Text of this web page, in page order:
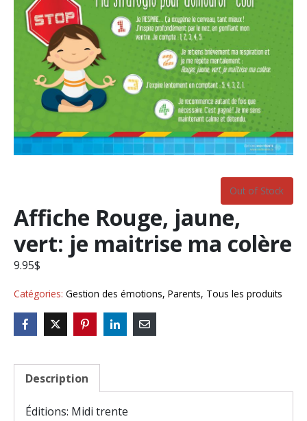
Out of Stock
Affiche Rouge, jaune,
vert: je maitrise ma colère
9.95$
Catégories: Gestion des émotions, Parents, Tous les produits
Description
Éditions: Midi trente